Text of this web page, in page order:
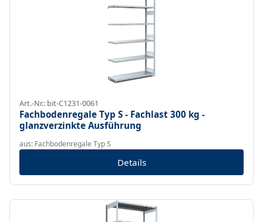
Art.-Nr.: bit-C1231-0061
Fachbodenregale Typ S - Fachlast 300 kg -
glanzverzinkte Ausführung
aus: Fachbodenregale Typ S
Details